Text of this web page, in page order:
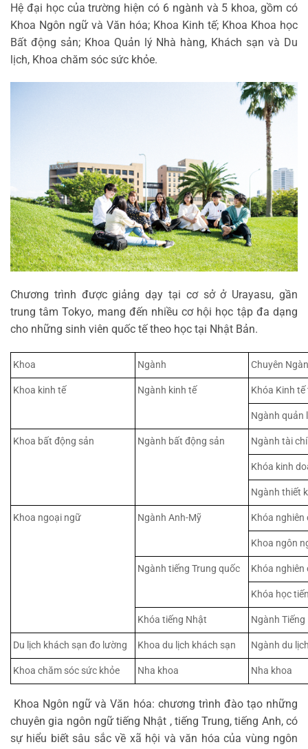
Hệ đại học của trường hiện có 6 ngành và 5 khoa, gồm có
Khoa Ngôn ngữ và Văn hóa; Khoa Kinh tế; Khoa Khoa học
Bất động sản; Khoa Quản lý Nhà hàng, Khách sạn và Du
lịch, Khoa chăm sóc sức khỏe.
Chương trình được giảng dạy tại cơ sở ở Urayasu, gần
trung tâm Tokyo, mang đến nhiều cơ hội học tập đa dạng
cho những sinh viên quốc tế theo học tại Nhật Bản.
Khoa Ngành Chuyên
Khoa kinh tế Ngành kinh tế Khóa Kinh
Ngành quản
Khoa bất động sản Ngành bất động sản Ngành tài
Khóa kinh
Ngành thiết
Khoa ngoại ngữ Ngành Anh-Mỹ Khóa
Khoa ngôn
Ngành tiếng Trung quốc Khóa
Khóa học
Khóa tiếng Nhật Ngành Tiếng
Du lịch khách sạn đo lường Khoa du lịch khách sạn Ngành du
Khoa chăm sóc sức khỏe Nha khoa Nha khoa
Khoa Ngôn ngữ và Văn hóa: chương trình đào tạo những
chuyên gia ngôn ngữ tiếng Nhật , tiếng Trung, tiếng Anh, có
sự hiểu biết sâu sắc về xã hội và văn hóa của vùng ngôn